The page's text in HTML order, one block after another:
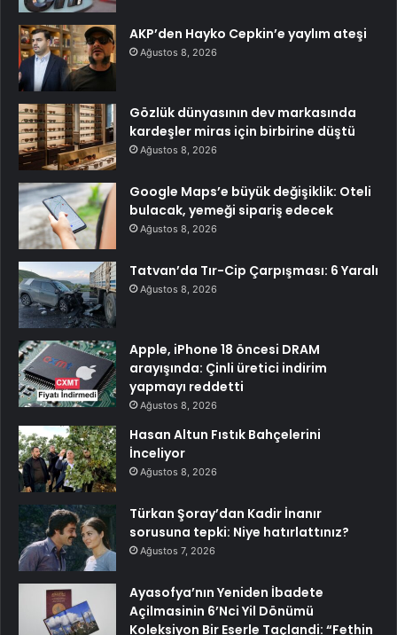
AKP’den Hayko Cepkin’e yaylım ateşi
Ağustos 8, 2026
Gözlük dünyasının dev markasında
kardeşler miras için birbirine düştü
Ağustos 8, 2026
Google Maps’e büyük değişiklik: Oteli
bulacak, yemeği sipariş edecek
Ağustos 8, 2026
Tatvan’da Tır-Cip Çarpışması: 6 Yaralı
Ağustos 8, 2026
Apple, iPhone 18 öncesi DRAM
arayışında: Çinli üretici indirim
yapmayı reddetti
Ağustos 8, 2026
Hasan Altun Fıstık Bahçelerini
İnceliyor
Ağustos 8, 2026
Türkan Şoray’dan Kadir İnanır
sorusuna tepki: Niye hatırlattınız?
Ağustos 7, 2026
Ayasofya’nın Yeniden İbadete
Açilmasinin 6’Nci Yil Dönümü
Koleksiyon Bir Eserle Taçlandi: “Fethin